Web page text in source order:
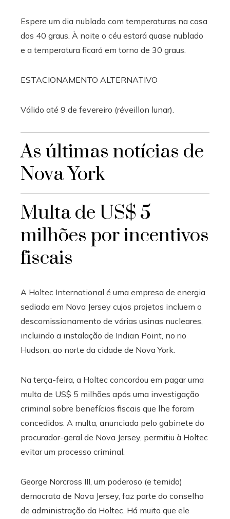
Espere um dia nublado com temperaturas na casa
dos 40 graus. À noite o céu estará quase nublado
e a temperatura ficará em torno de 30 graus.
ESTACIONAMENTO ALTERNATIVO
Válido até 9 de fevereiro (réveillon lunar).
As últimas notícias de
Nova York
Multa de US$ 5
milhões por incentivos
fiscais
A Holtec International é uma empresa de energia
sediada em Nova Jersey cujos projetos incluem o
descomissionamento de várias usinas nucleares,
incluindo a instalação de Indian Point, no rio
Hudson, ao norte da cidade de Nova York.
Na terça-feira, a Holtec concordou em pagar uma
multa de US$ 5 milhões após uma investigação
criminal sobre benefícios fiscais que lhe foram
concedidos. A multa, anunciada pelo gabinete do
procurador-geral de Nova Jersey, permitiu à Holtec
evitar um processo criminal.
George Norcross III, um poderoso (e temido)
democrata de Nova Jersey, faz parte do conselho
de administração da Holtec. Há muito que ele